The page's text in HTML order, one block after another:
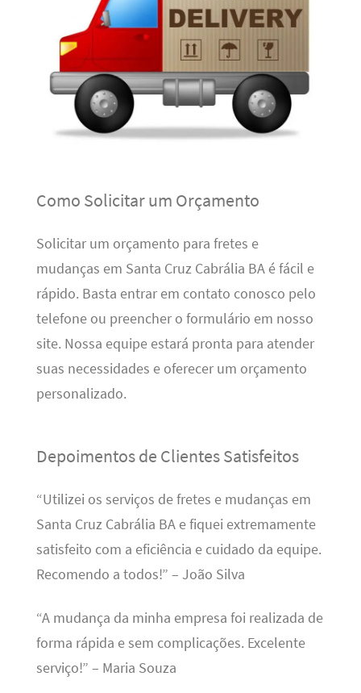
Como Solicitar um Orçamento
Solicitar um orçamento para fretes e
mudanças em Santa Cruz Cabrália BA é fácil e
rápido. Basta entrar em contato conosco pelo
telefone ou preencher o formulário em nosso
site. Nossa equipe estará pronta para atender
suas necessidades e oferecer um orçamento
personalizado.
Depoimentos de Clientes Satisfeitos
“Utilizei os serviços de fretes e mudanças em
Santa Cruz Cabrália BA e fiquei extremamente
satisfeito com a eficiência e cuidado da equipe.
Recomendo a todos!” – João Silva
“A mudança da minha empresa foi realizada de
forma rápida e sem complicações. Excelente
serviço!” – Maria Souza